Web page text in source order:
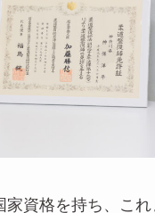
家資格を持ち、こ